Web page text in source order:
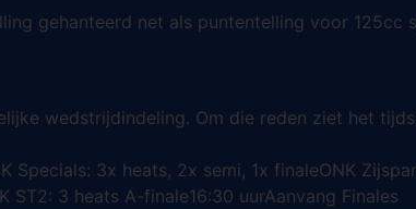
gehanteerd net als puntentelling voor 125cc
wedstrijdindeling. Om die reden ziet het
Specials: 3x heats, 2x semi, 1x finaleONK
ST2: 3 heats A-finale16:30 uurAanvang Finales